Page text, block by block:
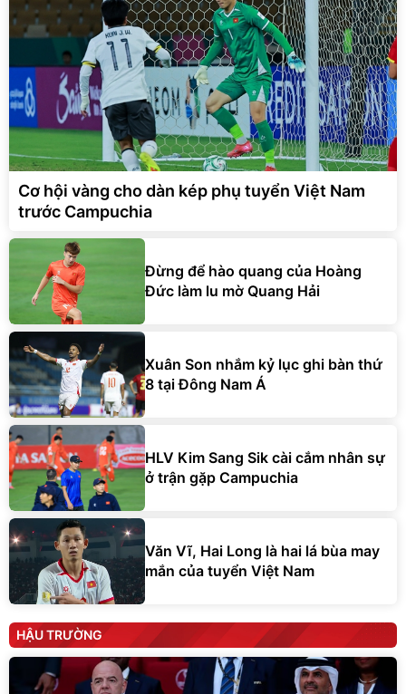
Cơ hội vàng cho dàn kép phụ tuyển Việt Nam
trước Campuchia
Đừng để hào quang của Hoàng
Đức làm lu mờ Quang Hải
Xuân Son nhắm kỷ lục ghi bàn thứ
8 tại Đông Nam Á
HLV Kim Sang Sik cài cắm nhân sự
ở trận gặp Campuchia
Văn Vĩ, Hai Long là hai lá bùa may
mắn của tuyển Việt Nam
HẬU TRƯỜNG